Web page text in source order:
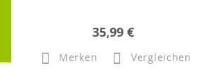
35,99 €
Merken Vergleichen